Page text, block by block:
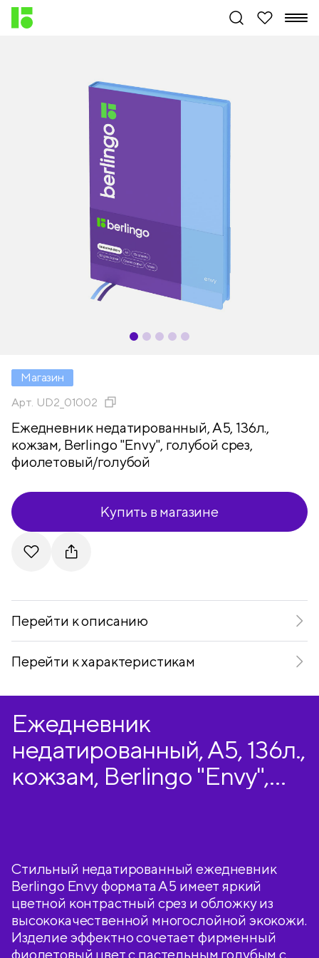
Магазин
Арт. UD2_01002
Ежедневник недатированный, А5, 136л.,
кожзам, Berlingo "Envy", голубой срез,
фиолетовый/голубой
Купить в магазине
Перейти к описанию
Перейти к характеристикам
Ежедневник
недатированный, А5, 136л.,
кожзам, Berlingo "Envy",
Стильный недатированный ежедневник
Berlingo Envy формата А5 имеет яркий
цветной контрастный срез и обложку из
высококачественной многослойной экокожи.
Изделие эффектно сочетает фирменный
фиолетовый цвет с пастельным голубым с